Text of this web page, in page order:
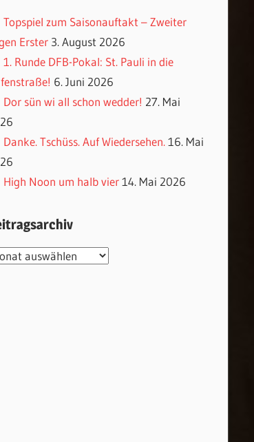
Topspiel zum Saisonauftakt – Zweiter
Erster 3. August 2026
1. Runde DFB-Pokal: St. Pauli in die
6. Juni 2026
Dor sün wi all schon wedder! 27. Mai
Danke. Tschüss. Auf Wiedersehen. 16. Mai
High Noon um halb vier 14. Mai 2026